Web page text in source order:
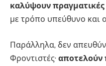
καλύψουν πραγματικές
με τρόπο υπεύθυνο και
Παράλληλα, δεν
Φροντιστές· αποτελούν